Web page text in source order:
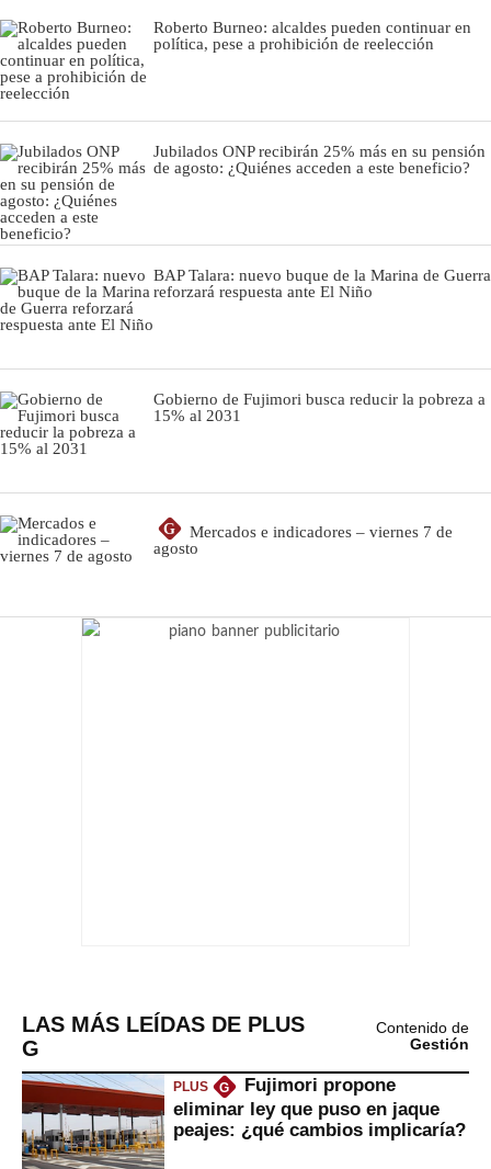
Roberto Burneo: alcaldes pueden continuar en
política, pese a prohibición de reelección
Jubilados ONP recibirán 25% más en su pensión
de agosto: ¿Quiénes acceden a este beneficio?
BAP Talara: nuevo buque de la Marina de Guerra
reforzará respuesta ante El Niño
Gobierno de Fujimori busca reducir la pobreza a
15% al 2031
G
Mercados e indicadores – viernes 7 de
agosto
LAS MÁS LEÍDAS DE PLUS
G
Contenido de
Gestión
PLUS G
Fujimori propone
eliminar ley que puso en jaque
peajes: ¿qué cambios implicaría?